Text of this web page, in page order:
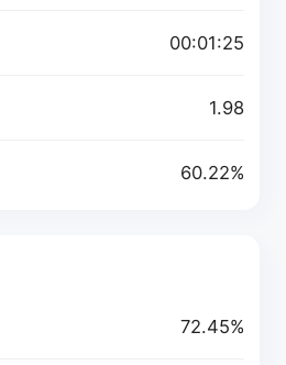
00:01:25
1.98
60.22%
72.45%